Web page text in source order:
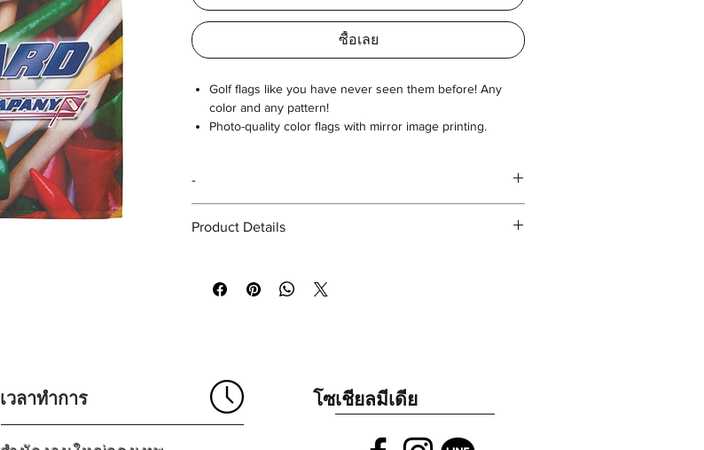
ซื้อเลย
Golf flags like you have never seen them before! Any
color and any pattern!
Photo-quality color flags with mirror image printing.
-
Product Details
เวลาทำการ โซเชียลมีเดีย